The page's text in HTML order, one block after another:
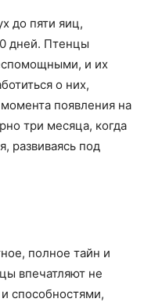
до пяти яиц,
дней. Птенцы
и их
о них,
появления на
три месяца, когда
развиваясь под
полное тайн и
впечатляют не
способностями,